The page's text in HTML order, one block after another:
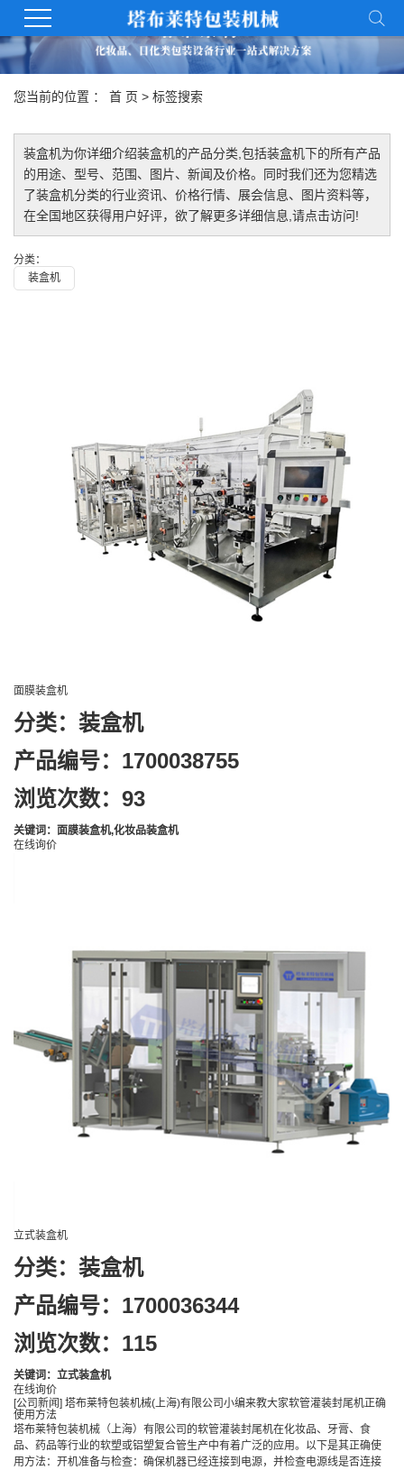
您当前的位置 ： 首 页 > 标签搜索
装盒机为你详细介绍装盒机的产品分类,包括装盒机下的所有产品
的用途、型号、范围、图片、新闻及价格。同时我们还为您精选
了装盒机分类的行业资讯、价格行情、展会信息、图片资料等，
在全国地区获得用户好评，欲了解更多详细信息,请点击访问!
分类：
装盒机
面膜装盒机
分类： 装盒机
产品编号：1700038755
浏览次数：93
关键词： 面膜装盒机,化妆品装盒机
在线询价
立式装盒机
分类： 装盒机
产品编号：1700036344
浏览次数：115
关键词： 立式装盒机
在线询价
[公司新闻] 塔布莱特包装机械(上海)有限公司小编来教大家软管灌装封尾机正确
使用方法
塔布莱特包装机械（上海）有限公司的软管灌装封尾机在化妆品、牙膏、食
品、药品等行业的软塑或铝塑复合管生产中有着广泛的应用。以下是其正确使
用方法：开机准备与检查：确保机器已经连接到电源，并检查电源线是否连接